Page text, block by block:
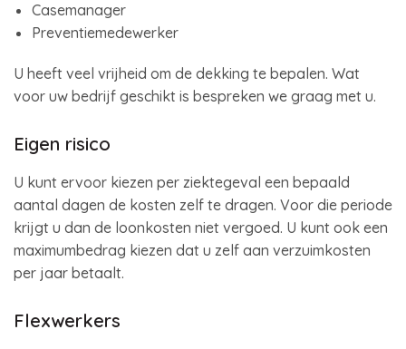
Casemanager
Preventiemedewerker
U heeft veel vrijheid om de dekking te bepalen. Wat
voor uw bedrijf geschikt is bespreken we graag met u.
Eigen risico
U kunt ervoor kiezen per ziektegeval een bepaald
aantal dagen de kosten zelf te dragen. Voor die periode
krijgt u dan de loonkosten niet vergoed. U kunt ook een
maximumbedrag kiezen dat u zelf aan verzuimkosten
per jaar betaalt.
Flexwerkers